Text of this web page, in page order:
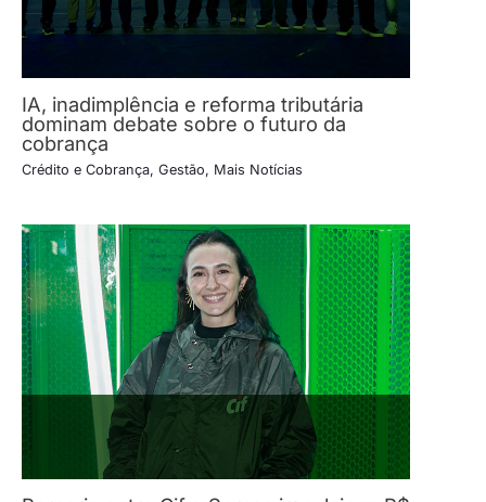
IA, inadimplência e reforma tributária
dominam debate sobre o futuro da
cobrança
Crédito e Cobrança, Gestão, Mais Notícias